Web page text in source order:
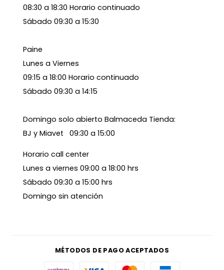
08:30 a 18:30 Horario continuado
Sábado 09:30 a 15:30
Paine
Lunes a Viernes
09:15 a 18:00 Horario continuado
Sábado 09:30 a 14:15
Domingo solo abierto Balmaceda Tienda:
BJ y Miavet 09:30 a 15:00
Horario call center
Lunes a viernes 09:00 a 18:00 hrs
Sábado 09:30 a 15:00 hrs
Domingo sin atención
MÉTODOS DE PAGO ACEPTADOS